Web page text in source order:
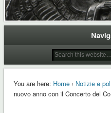
You are here: Home› Notizie e
nuovo anno con il Concerto del